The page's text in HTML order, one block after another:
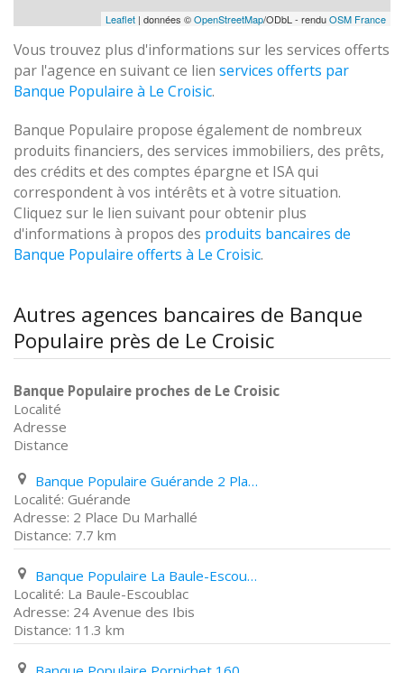
Leaflet | données ©OpenStreetMap/ODbL - renduOSM France
Vous trouvez plus d'informations sur les services offerts
par l'agence en suivant ce lien services offerts par
Banque Populaire à Le Croisic.
Banque Populaire propose également de nombreux
produits financiers, des services immobiliers, des prêts,
des crédits et des comptes épargne et ISA qui
correspondent à vos intérêts et à votre situation.
Cliquez sur le lien suivant pour obtenir plus
d'informations à propos des produits bancaires de
Banque Populaire offerts à Le Croisic.
Autres agences bancaires de Banque
Populaire près de Le Croisic
Banque Populaire proches de Le Croisic
Localité
Adresse
Distance
Banque Populaire Guérande 2 Place Du Marhallé
Guérande
2 Place Du Marhallé
7.7 km
Banque Populaire La Baule-Escoublac 24 Avenue des Ibis
La Baule-Escoublac
24 Avenue des Ibis
11.3 km